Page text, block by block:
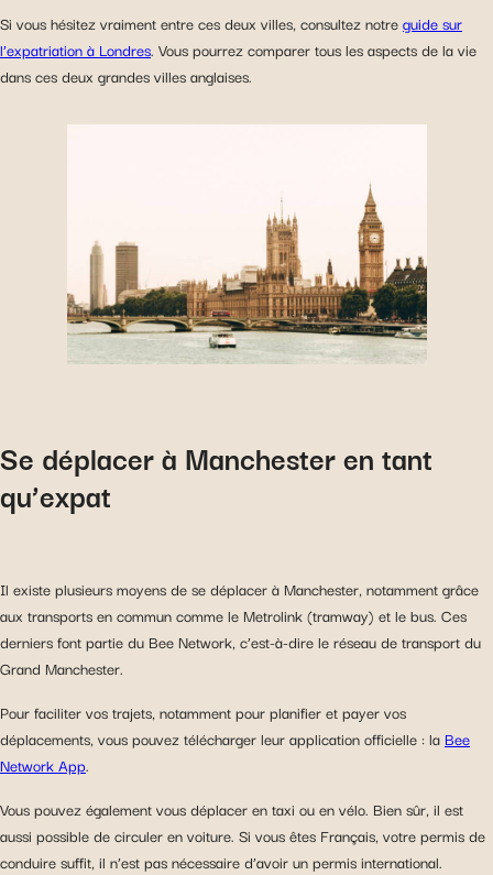
Si vous hésitez vraiment entre ces deux villes, consultez notreguide sur
l’expatriation à Londres. Vous pourrez comparer tous les aspects de la vie
dans ces deux grandes villes anglaises.
Se déplacer à Manchester en tant
qu’expat
Il existe plusieurs moyens de se déplacer à Manchester, notamment grâce
aux transports en commun comme le Metrolink (tramway) et le bus. Ces
derniers font partie du Bee Network, c’est-à-dire le réseau de transport du
Grand Manchester.
Pour faciliter vos trajets, notamment pour planifier et payer vos
déplacements, vous pouvez télécharger leur application officielle : la Bee
Network App.
Vous pouvez également vous déplacer en taxi ou en vélo. Bien sûr, il est
aussi possible de circuler en voiture. Si vous êtes Français, votre permis de
conduire suffit, il n’est pas nécessaire d’avoir un permis international.